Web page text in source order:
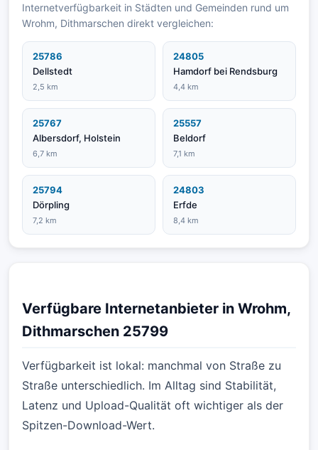
Internetverfügbarkeit in Städten und Gemeinden rund um
Wrohm, Dithmarschen direkt vergleichen:
25786
Dellstedt
2,5 km
24805
Hamdorf bei Rendsburg
4,4 km
25767
Albersdorf, Holstein
6,7 km
25557
Beldorf
7,1 km
25794
Dörpling
7,2 km
24803
Erfde
8,4 km
Verfügbare Internetanbieter in Wrohm,
Dithmarschen 25799
Verfügbarkeit ist lokal: manchmal von Straße zu
Straße unterschiedlich. Im Alltag sind Stabilität,
Latenz und Upload-Qualität oft wichtiger als der
Spitzen-Download-Wert.